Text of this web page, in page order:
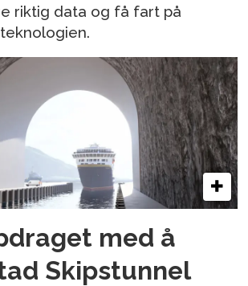
riktig data og få fart på
med å
Skipstunnel